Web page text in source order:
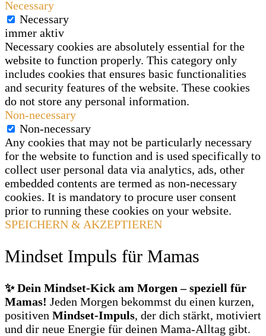
Necessary
Necessary
immer aktiv
Necessary cookies are absolutely essential for the
website to function properly. This category only
includes cookies that ensures basic functionalities
and security features of the website. These cookies
do not store any personal information.
Non-necessary
Non-necessary
Any cookies that may not be particularly necessary
for the website to function and is used specifically to
collect user personal data via analytics, ads, other
embedded contents are termed as non-necessary
cookies. It is mandatory to procure user consent
prior to running these cookies on your website.
SPEICHERN & AKZEPTIEREN
Mindset Impuls für Mamas
✨ Dein Mindset‑Kick am Morgen – speziell für
Mamas! Jeden Morgen bekommst du einen kurzen,
positiven Mindset‑Impuls, der dich stärkt, motiviert
und dir neue Energie für deinen Mama‑Alltag gibt.